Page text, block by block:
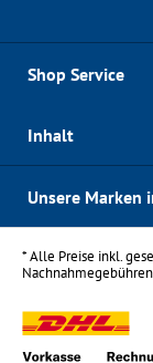
Shop Service
Inhalt
Unsere Marken
* Alle Preise inkl.